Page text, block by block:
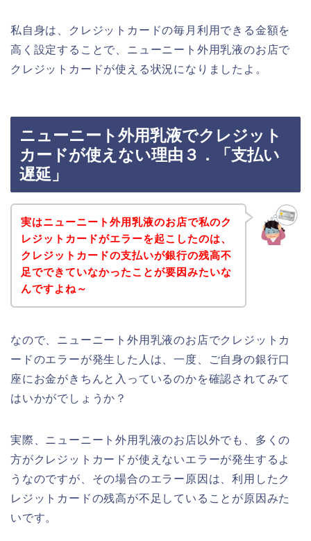
私自身は、クレジットカードの毎月利用できる金額を
高く設定することで、ニューニート外用乳液のお店で
クレジットカードが使える状況になりましたよ。
ニューニート外用乳液でクレジット
カードが使えない理由３．「支払い
遅延」
実はニューニート外用乳液のお店で私のク
レジットカードがエラーを起こしたのは、
クレジットカードの支払いが銀行の残高不
足でできていなかったことが要因みたいな
んですよね～
なので、ニューニート外用乳液のお店でクレジットカ
ードのエラーが発生した人は、一度、ご自身の銀行口
座にお金がきちんと入っているのかを確認されてみて
はいかがでしょうか？
実際、ニューニート外用乳液のお店以外でも、多くの
方がクレジットカードが使えないエラーが発生するよ
うなのですが、その場合のエラー原因は、利用したク
レジットカードの残高が不足していることが原因みた
いです。